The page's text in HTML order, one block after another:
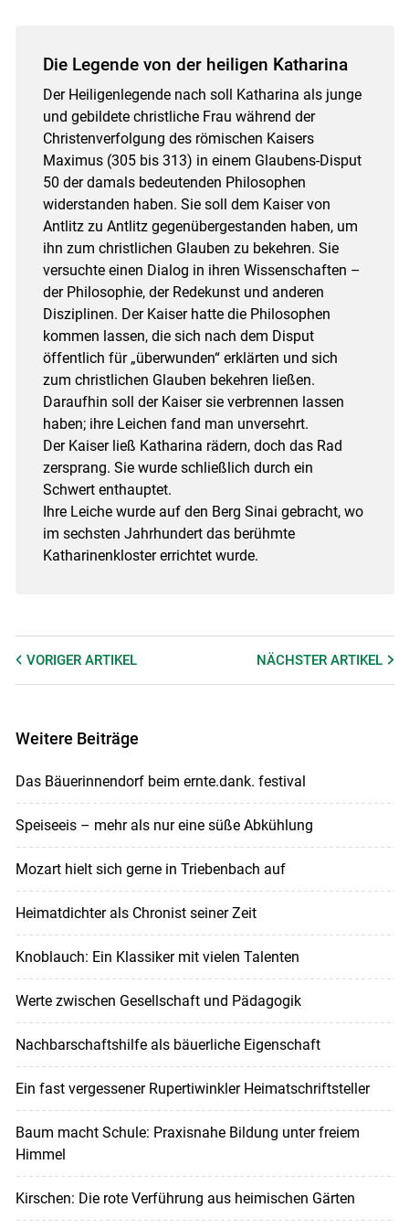
Die Legende von der heiligen Katharina
Der Heiligenlegende nach soll Katharina als junge
und gebildete christliche Frau während der
Christenverfolgung des römischen Kaisers
Maximus (305 bis 313) in einem Glaubens-Disput
50 der damals bedeutenden Philosophen
widerstanden haben. Sie soll dem Kaiser von
Antlitz zu Antlitz gegenübergestanden haben, um
ihn zum christlichen Glauben zu bekehren. Sie
versuchte einen Dialog in ihren Wissenschaften –
der Philosophie, der Redekunst und anderen
Disziplinen. Der Kaiser hatte die Philosophen
kommen lassen, die sich nach dem Disput
öffentlich für „überwunden“ erklärten und sich
zum christlichen Glauben bekehren ließen.
Daraufhin soll der Kaiser sie verbrennen lassen
haben; ihre Leichen fand man unversehrt.
Der Kaiser ließ Katharina rädern, doch das Rad
zersprang. Sie wurde schließlich durch ein
Schwert enthauptet.
Ihre Leiche wurde auf den Berg Sinai gebracht, wo
im sechsten Jahrhundert das berühmte
Katharinenkloster errichtet wurde.
VORIGER ARTIKEL NÄCHSTERARTIKEL
Weitere Beiträge
Das Bäuerinnendorf beim ernte.dank. festival
Speiseeis – mehr als nur eine süße Abkühlung
Mozart hielt sich gerne in Triebenbach auf
Heimatdichter als Chronist seiner Zeit
Knoblauch: Ein Klassiker mit vielen Talenten
Werte zwischen Gesellschaft und Pädagogik
Nachbarschaftshilfe als bäuerliche Eigenschaft
Ein fast vergessener Rupertiwinkler Heimatschriftsteller
Baum macht Schule: Praxisnahe Bildung unter freiem
Himmel
Kirschen: Die rote Verführung aus heimischen Gärten